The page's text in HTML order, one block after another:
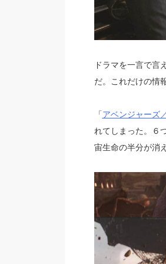
ドラマを一言で言
だ。これだけの情
「アベンジャーズ
れてしまった。６
宙生命の半分が消